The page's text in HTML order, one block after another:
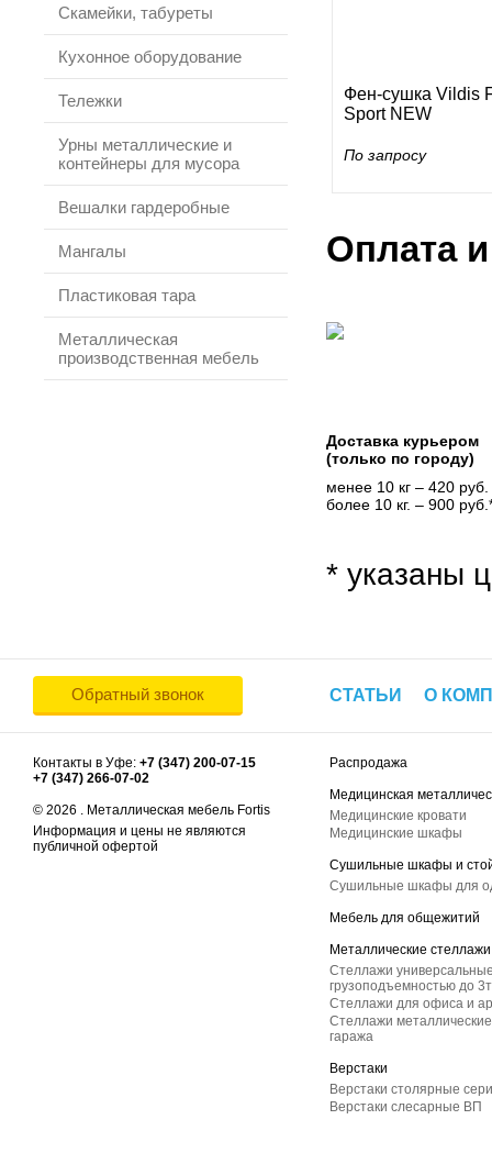
Скамейки, табуреты
Кухонное оборудование
Тележки
Урны металлические и
контейнеры для мусора
Вешалки гардеробные
Мангалы
Пластиковая тара
Металлическая
производственная мебель
Фен-сушка Vildis
Sport NEW
По запросу
Оплата
Доставка курьером
(только по городу)
менее 10 кг – 420 руб.
более 10 кг. – 900
* указаны
Обратный звонок СТАТЬИ О
Контакты в Уфе: +7 (347) 200-07-15
+7 (347) 266-07-02
© 2026 . Металлическая мебель Fortis
Информация и цены не являются
публичной офертой
Распродажа
Медицинская
Медицинские кровати
Медицинские шкафы
Сушильные шкафы и
Сушильные шкафы для
Мебель для общежитий
Металлические стеллажи
Стеллажи
грузоподъемностью до
Стеллажи для офиса и
Стеллажи
гаража
Верстаки
Верстаки столярные
Верстаки слесарные ВП